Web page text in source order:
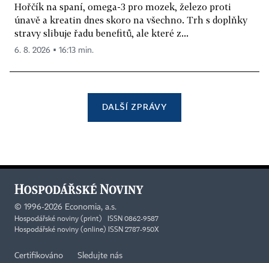
Hořčík na spaní, omega-3 pro mozek, železo proti
únavě a kreatin dnes skoro na všechno. Trh s doplňky
stravy slibuje řadu benefitů, ale které z...
6. 8. 2026 ▪ 16:13 min.
DALŠÍ ZPRÁVY
© 1996-2026 Economia, a.s.
Hospodářské noviny (print) ISSN 0862-9587
Hospodářské noviny (online) ISSN 2787-950X
Certifikováno Sledujte nás